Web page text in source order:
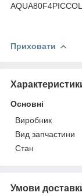
Приховати
Основні
Виробник
Вид запчастини
Стан
Умови